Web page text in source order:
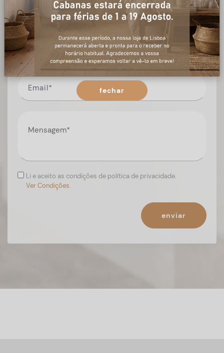
Preencha o formulário, e num curto espaço de tempo,
temos respostas para todas as suas questões.
Li e aceito as condições de política de privacidade.
Ver Condições.
enviar
fechar